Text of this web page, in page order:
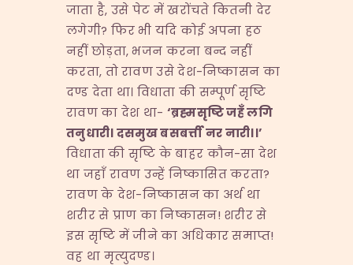
जाता है, उसे पेट में खरोंचते कितनी देर
लगेगी? फिर भी यदि कोई अपना हठ
नहीं छोड़ता, भजन करना बन्द नहीं
करता, तो रावण उसे देश-निष्कासन का
दण्ड देता था। विधाता की सम्पूर्ण सृष्टि
रावण का देश था- ‘ब्रह्मसृष्टिजहँलगि
तनुधारी।दसमुखबसबर्त्तीनरनारी।।’
विधाता की सृष्टि के बाहर कौन-सा देश
था जहाँ रावण उन्हें निष्कासित करता?
रावण के देश-निष्कासन का अर्थ था
शरीर से प्राण का निष्कासन! शरीर से
इस सृष्टि में जीने का अधिकार समाप्त!
वह था मृत्युदण्ड।